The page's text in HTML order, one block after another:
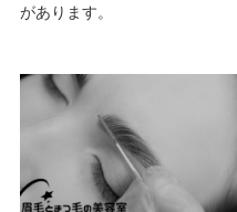
があります。